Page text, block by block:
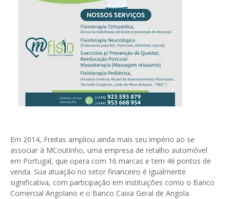
Em 2014, Freitas ampliou ainda mais seu império ao se
associar à MCoutinho, uma empresa de retalho automóvel
em Portugal, que opera com 16 marcas e tem 46 pontos de
venda. Sua atuação no setor financeiro é igualmente
significativa, com participação em instituições como o Banco
Comercial Angolano e o Banco Caixa Geral de Angola.